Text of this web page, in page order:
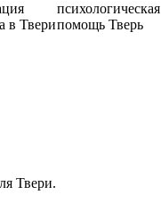
в Твери
психологическая
помощь Тверь
Твери.